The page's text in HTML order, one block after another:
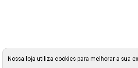
Nossa loja utiliza cookies para melhorar a sua